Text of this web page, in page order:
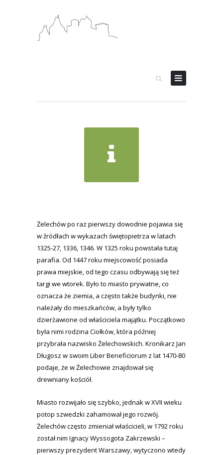
Żelechów po raz pierwszy dowodnie pojawia się
w źródłach w wykazach świętopietrza w latach
1325-27, 1336, 1346. W 1325 roku powstała tutaj
parafia. Od 1447 roku miejscowość posiada
prawa miejskie, od tego czasu odbywają się też
targi we wtorek. Było to miasto prywatne, co
oznacza że ziemia, a często także budynki, nie
należały do mieszkańców, a były tylko
dzierżawione od właściciela majątku. Początkowo
była nimi rodzina Ciołków, która później
przybrała nazwisko Żelechowskich. Kronikarz Jan
Długosz w swoim Liber Beneficiorum z lat 1470-80
podaje, że w Żelechowie znajdował się
drewniany kościół.
Miasto rozwijało się szybko, jednak w XVII wieku
potop szwedzki zahamował jego rozwój.
Żelechów często zmieniał właścicieli, w 1792 roku
został nim Ignacy Wyssogota Zakrzewski –
pierwszy prezydent Warszawy, wytyczono wtedy